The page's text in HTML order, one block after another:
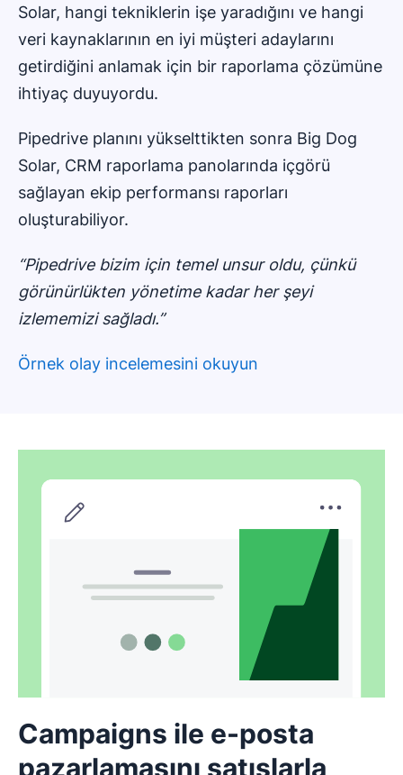
Solar, hangi tekniklerin işe yaradığını ve hangi
veri kaynaklarının en iyi müşteri adaylarını
getirdiğini anlamak için bir raporlama çözümüne
ihtiyaç duyuyordu.
Pipedrive planını yükselttikten sonra Big Dog
Solar, CRM raporlama panolarında içgörü
sağlayan ekip performansı raporları
oluşturabiliyor.
“Pipedrive bizim için temel unsur oldu, çünkü
görünürlükten yönetime kadar her şeyi
izlememizi sağladı.”
Örnek olay incelemesini okuyun
Campaigns ile e-posta
pazarlamasını satışlarla